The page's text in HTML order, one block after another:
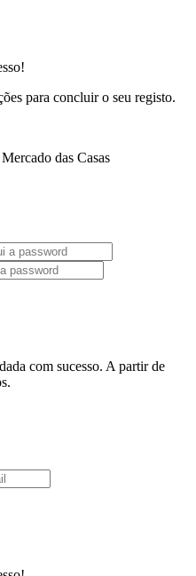
para concluir o seu registo.
das Casas
com sucesso. A partir de